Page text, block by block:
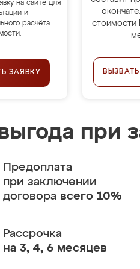
на сайте для
и
расчёта
ЗАЯВКУ
стоимости
при
Предоплата
при заключении
договора всего 10%
Рассрочка
на 3, 4, 6 месяцев